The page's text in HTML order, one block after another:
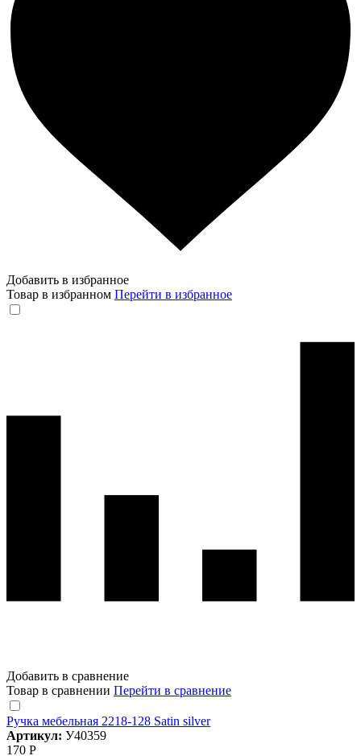
Добавить в избранное
Товар в избранном Перейти в избранное
Добавить в сравнение
Товар в сравнении Перейти в сравнение
Ручка мебельная 2218-128 Satin silver
Артикул: У40359
170 Р